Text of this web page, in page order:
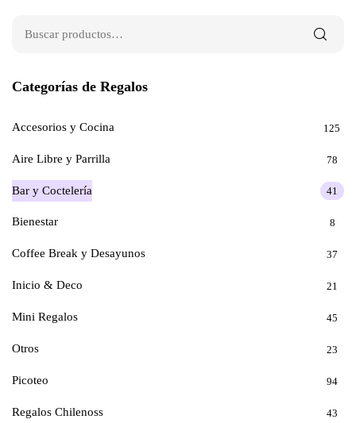
Categorías de Regalos
Accesorios y Cocina 125
Aire Libre y Parrilla 78
Bar y Coctelería 41
Bienestar 8
Coffee Break y Desayunos 37
Inicio & Deco 21
Mini Regalos 45
Otros 23
Picoteo 94
Regalos Chilenoss 43